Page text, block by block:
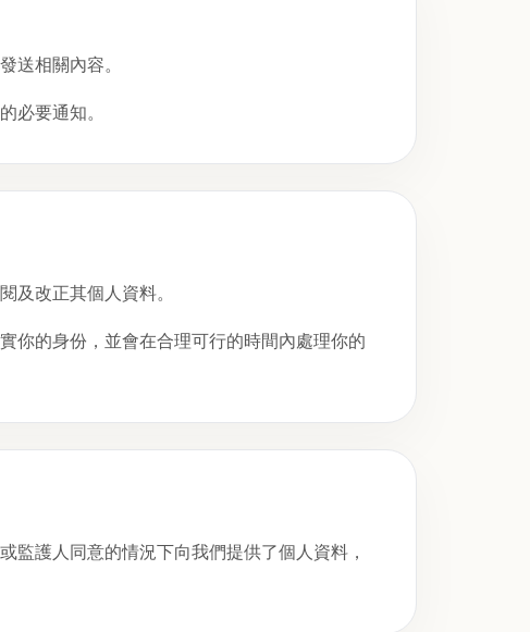
送相關內容。
必要通知。
及改正其個人資料。
你的身份，並會在合理可行的時間內處理你的
監護人同意的情況下向我們提供了個人資料，